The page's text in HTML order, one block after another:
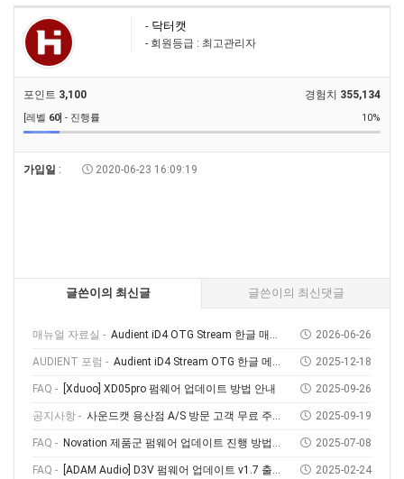
- 닥터캣
- 회원등급 : 최고관리자
포인트 3,100 경험치 355,134
[레벨 60] - 진행률 10%
가입일 : 2020-06-23 16:09:19
글쓴이의 최신글 글쓴이의 최신댓글
매뉴얼 자료실 - Audient iD4 OTG Stream 한글 매뉴얼 2026-06-26
AUDIENT 포럼 - Audient iD4 Stream OTG 한글 메뉴얼 다운로드 및 사용 방법 2025-12-18
FAQ - [Xduoo] XD05pro 펌웨어 업데이트 방법 안내 2025-09-26
공지사항 - 사운드캣 용산점 A/S 방문 고객 무료 주차 안내 2025-09-19
FAQ - Novation 제품군 펌웨어 업데이트 진행 방법 (Feat, Novation Components) 2025-07-08
FAQ - [ADAM Audio] D3V 펌웨어 업데이트 v1.7 출시! 소개부터 설치 방법까지 2025-02-24